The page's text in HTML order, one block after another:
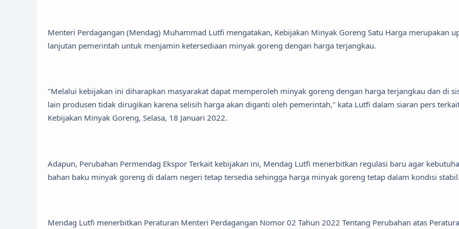
Menteri Perdagangan (Mendag) Muhammad Lutfi mengatakan, Kebijakan Minyak Goreng Satu Harga merupakan
lanjutan pemerintah untuk menjamin ketersediaan minyak goreng dengan harga terjangkau.
"Melalui kebijakan ini diharapkan masyarakat dapat memperoleh minyak goreng dengan harga terjangkau dan di
lain produsen tidak dirugikan karena selisih harga akan diganti oleh pemerintah," kata Lutfi dalam siaran pers
Kebijakan Minyak Goreng, Selasa, 18 Januari 2022.
Adapun, Perubahan Permendag Ekspor Terkait kebijakan ini, Mendag Lutfi menerbitkan regulasi baru agar
bahan baku minyak goreng di dalam negeri tetap tersedia sehingga harga minyak goreng tetap dalam kondisi stabil.
Mendag Lutfi menerbitkan Peraturan Menteri Perdagangan Nomor 02 Tahun 2022 Tentang Perubahan atas